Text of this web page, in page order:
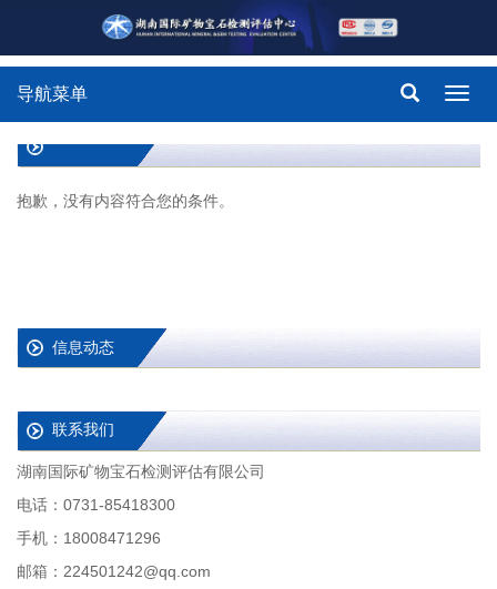
导航菜单
抱歉，没有内容符合您的条件。
信息动态
联系我们
湖南国际矿物宝石检测评估有限公司
电话：0731-85418300
手机：18008471296
邮箱：224501242@qq.com